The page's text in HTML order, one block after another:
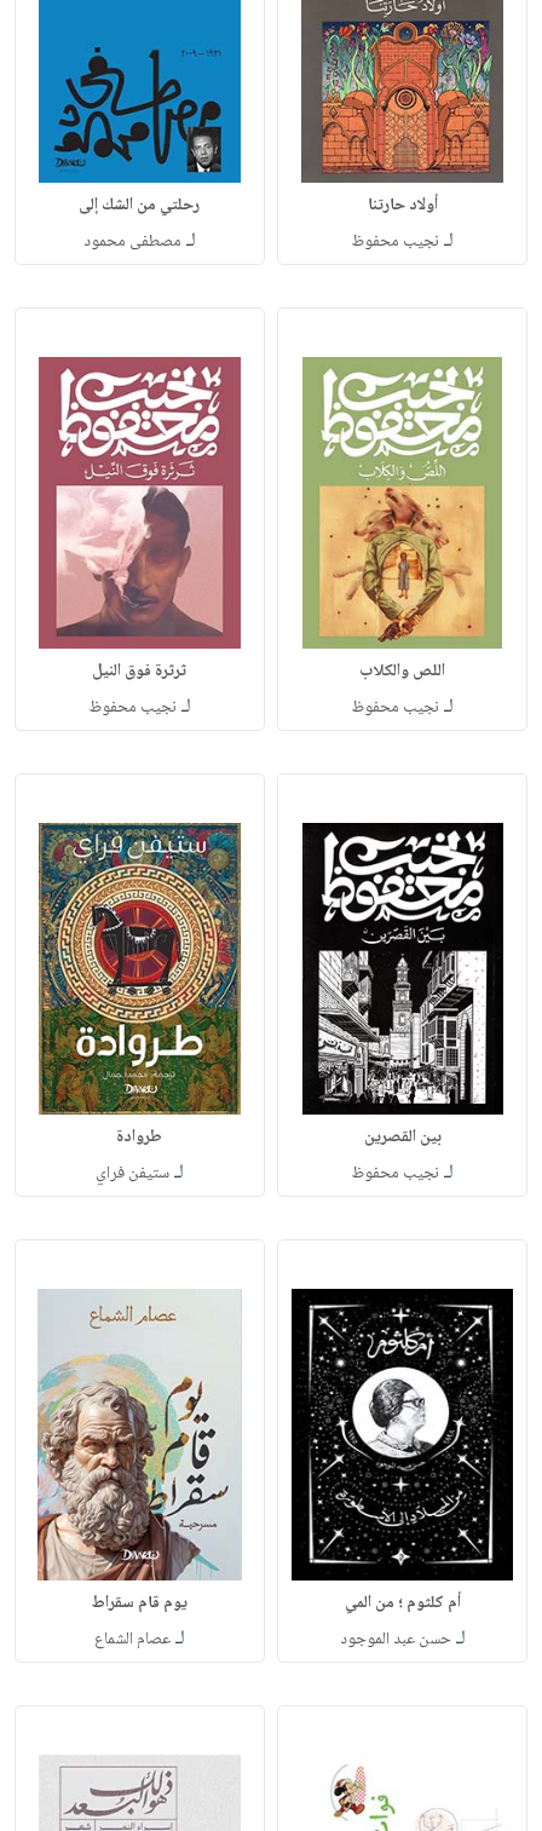
أولاد حارتنا
لـ نجيب محفوظ
رحلتي من الشك إلى
لـ مصطفى محمود
اللص والكلاب
لـ نجيب محفوظ
ثرثرة فوق النيل
لـ نجيب محفوظ
بين القصرين
لـ نجيب محفوظ
طروادة
لـستيفن فراي
أم كلثوم ؛ من المي
لـحسن عبد الموجود
يوم قام سقراط
لـعصام الشماع